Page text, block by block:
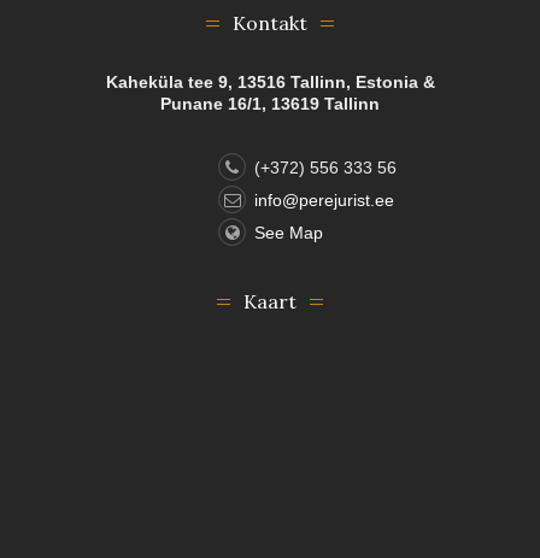
Kontakt
Kaheküla tee 9, 13516 Tallinn, Estonia &
Punane 16/1, 13619 Tallinn
(+372) 556 333 56
info@perejurist.ee
See Map
Kaart